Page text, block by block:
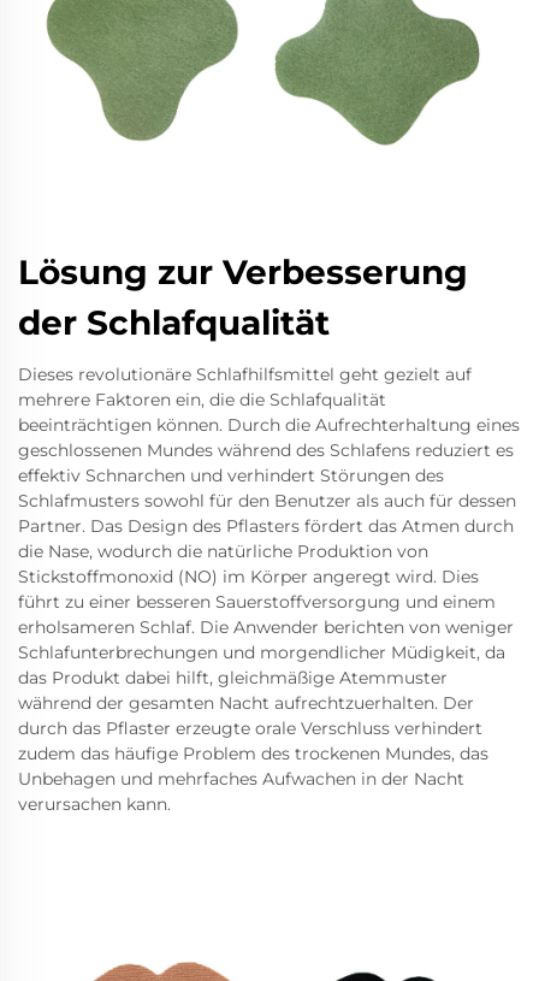
Lösung zur Verbesserung
der Schlafqualität
Dieses revolutionäre Schlafhilfsmittel geht gezielt auf
mehrere Faktoren ein, die die Schlafqualität
beeinträchtigen können. Durch die Aufrechterhaltung eines
geschlossenen Mundes während des Schlafens reduziert es
effektiv Schnarchen und verhindert Störungen des
Schlafmusters sowohl für den Benutzer als auch für dessen
Partner. Das Design des Pflasters fördert das Atmen durch
die Nase, wodurch die natürliche Produktion von
Stickstoffmonoxid (NO) im Körper angeregt wird. Dies
führt zu einer besseren Sauerstoffversorgung und einem
erholsameren Schlaf. Die Anwender berichten von weniger
Schlafunterbrechungen und morgendlicher Müdigkeit, da
das Produkt dabei hilft, gleichmäßige Atemmuster
während der gesamten Nacht aufrechtzuerhalten. Der
durch das Pflaster erzeugte orale Verschluss verhindert
zudem das häufige Problem des trockenen Mundes, das
Unbehagen und mehrfaches Aufwachen in der Nacht
verursachen kann.